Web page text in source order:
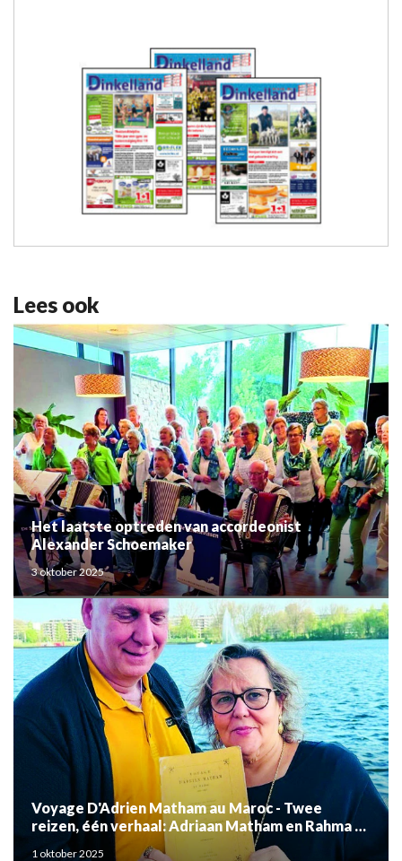
Lees ook
Het laatste optreden van accordeonist
Alexander Schoemaker
3 oktober 2025
Voyage D'Adrien Matham au Maroc - Twee
reizen, één verhaal: Adriaan Matham en Rahma el
Mouden
1 oktober 2025